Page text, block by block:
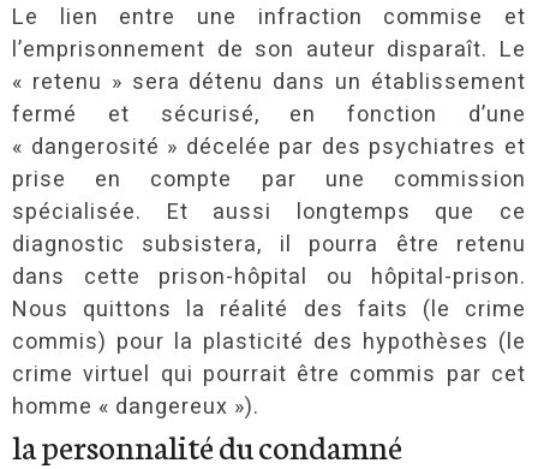
Le lien entre une infraction commise et
l’emprisonnement de son auteur disparaît. Le
« retenu » sera détenu dans un établissement
fermé et sécurisé, en fonction d’une
« dangerosité » décelée par des psychiatres et
prise en compte par une commission
spécialisée. Et aussi longtemps que ce
diagnostic subsistera, il pourra être retenu
dans cette prison-hôpital ou hôpital-prison.
Nous quittons la réalité des faits (le crime
commis) pour la plasticité des hypothèses (le
crime virtuel qui pourrait être commis par cet
homme « dangereux »).
la personnalité du condamné